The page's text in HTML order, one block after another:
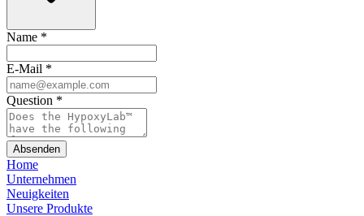
Name *
E-Mail *
Question *
Absenden
Home
Unternehmen
Neuigkeiten
Unsere Produkte